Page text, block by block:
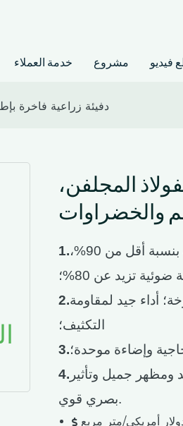
خدمة العملاء مشروع فيديو
دفيئة زراعية فاخرة
المجلفن،
والخضراوات
1.زجاج مقسى أحادي الطبقة ذو نفاذية ضوئية عالية بنسبة أقل من 90%،
تزيد عن 80%؛
2.أداء جيد لمقاومة
التكثيف؛
3.وإضاءة موحدة؛
4. جميل وتأثير
بصري قوي.